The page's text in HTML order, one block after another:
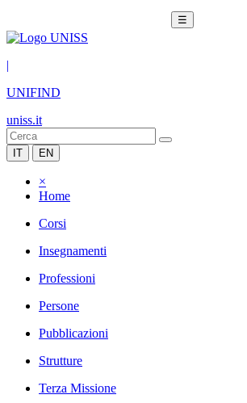
☰
|
UNIFIND
uniss.it
IT EN
×
Home
Corsi
Insegnamenti
Professioni
Persone
Pubblicazioni
Strutture
Terza Missione